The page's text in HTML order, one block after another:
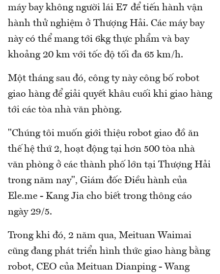
máy bay không người lái E7 để tiến hành vận
hành thử nghiệm ở Thượng Hải. Các máy bay
này có thể mang tới 6kg thực phẩm và bay
khoảng 20 km với tốc độ tối đa 65 km/h.
Một tháng sau đó, công ty này công bố robot
giao hàng để giải quyết khâu cuối khi giao hàng
tới các tòa nhà văn phòng.
"Chúng tôi muốn giới thiệu robot giao đồ ăn
thế hệ thứ 2, hoạt động tại hơn 500 tòa nhà
văn phòng ở các thành phố lớn tại Thượng Hải
trong năm nay", Giám đốc Điều hành của
Ele.me - Kang Jia cho biết trong thông cáo
ngày 29/5.
Trong khi đó, 2 năm qua, Meituan Waimai
cũng đang phát triển hình thức giao hàng bằng
robot, CEO của Meituan Dianping - Wang